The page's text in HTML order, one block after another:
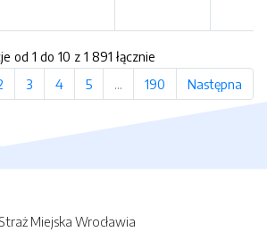
od 1 do 10 z 1 891 łącznie
3 4 5 … 190 Następna
Straż Miejska Wrocławia